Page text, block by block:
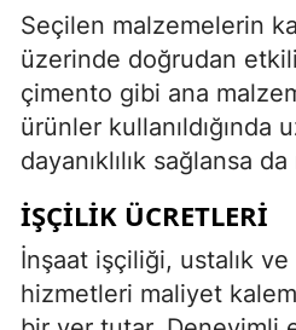
Seçilen malzemelerin
üzerinde doğrudan
çimento gibi ana
ürünler kullanıldığında
dayanıklılık sağlansa
İŞÇILIK ÜCRETLERI
İnşaat işçiliği, ustalık
hizmetleri maliyet